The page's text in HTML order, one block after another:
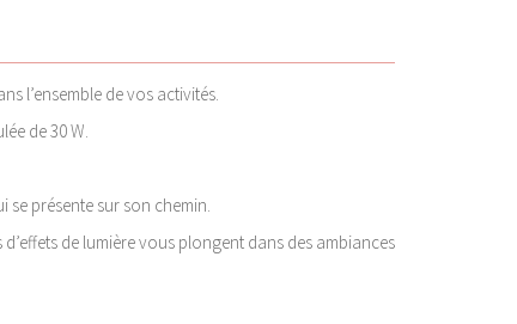
l’ensemble de vos activités.
de 30 W.
se présente sur son chemin.
de lumière vous plongent dans des ambiances